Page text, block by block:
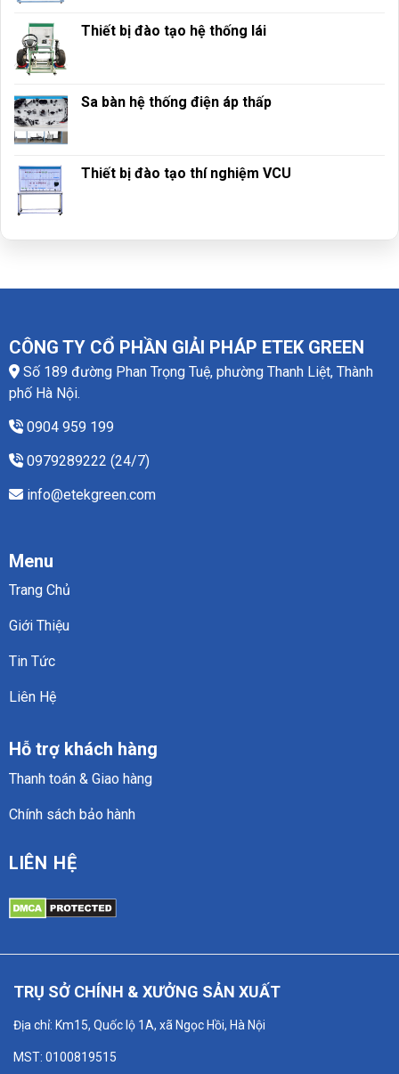
Thiết bị đào tạo hệ thống lái
Sa bàn hệ thống điện áp thấp
Thiết bị đào tạo thí nghiệm VCU
CÔNG TY CỔ PHẦN GIẢI PHÁP ETEK GREEN
Số 189 đường Phan Trọng Tuệ, phường Thanh Liệt, Thành
phố Hà Nội.
0904 959 199
0979289222 (24/7)
info@etekgreen.com
Menu
Trang Chủ
Giới Thiệu
Tin Tức
Liên Hệ
Hỗ trợ khách hàng
Thanh toán & Giao hàng
Chính sách bảo hành
LIÊN HỆ
TRỤ SỞ CHÍNH & XƯỞNG SẢN XUẤT
Địa chỉ: Km15, Quốc lộ 1A, xã Ngọc Hồi, Hà Nội
MST: 0100819515